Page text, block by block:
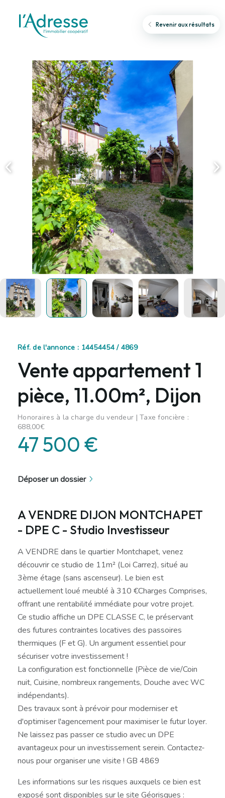
Revenir aux résultats
Réf. de l'annonce : 14454454 / 4869
Vente appartement 1
pièce, 11.00m², Dijon
Honoraires à la charge du vendeur | Taxe foncière :
688,00€
47 500 €
Déposer un dossier
A VENDRE DIJON MONTCHAPET
- DPE C - Studio Investisseur
A VENDRE dans le quartier Montchapet, venez
découvrir ce studio de 11m² (Loi Carrez), situé au
3ème étage (sans ascenseur). Le bien est
actuellement loué meublé à 310 €Charges Comprises,
offrant une rentabilité immédiate pour votre projet.
Ce studio affiche un DPE CLASSE C, le préservant
des futures contraintes locatives des passoires
thermiques (F et G). Un argument essentiel pour
sécuriser votre investissement !
La configuration est fonctionnelle (Pièce de vie/Coin
nuit, Cuisine, nombreux rangements, Douche avec WC
indépendants).
Des travaux sont à prévoir pour moderniser et
d'optimiser l'agencement pour maximiser le futur loyer.
Ne laissez pas passer ce studio avec un DPE
avantageux pour un investissement serein. Contactez-
nous pour organiser une visite ! GB 4869
Les informations sur les risques auxquels ce bien est
exposé sont disponibles sur le site Géorisques :